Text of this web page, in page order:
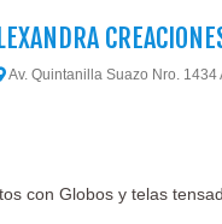
Av. Quintanilla Suazo Nro.
con Globos y telas